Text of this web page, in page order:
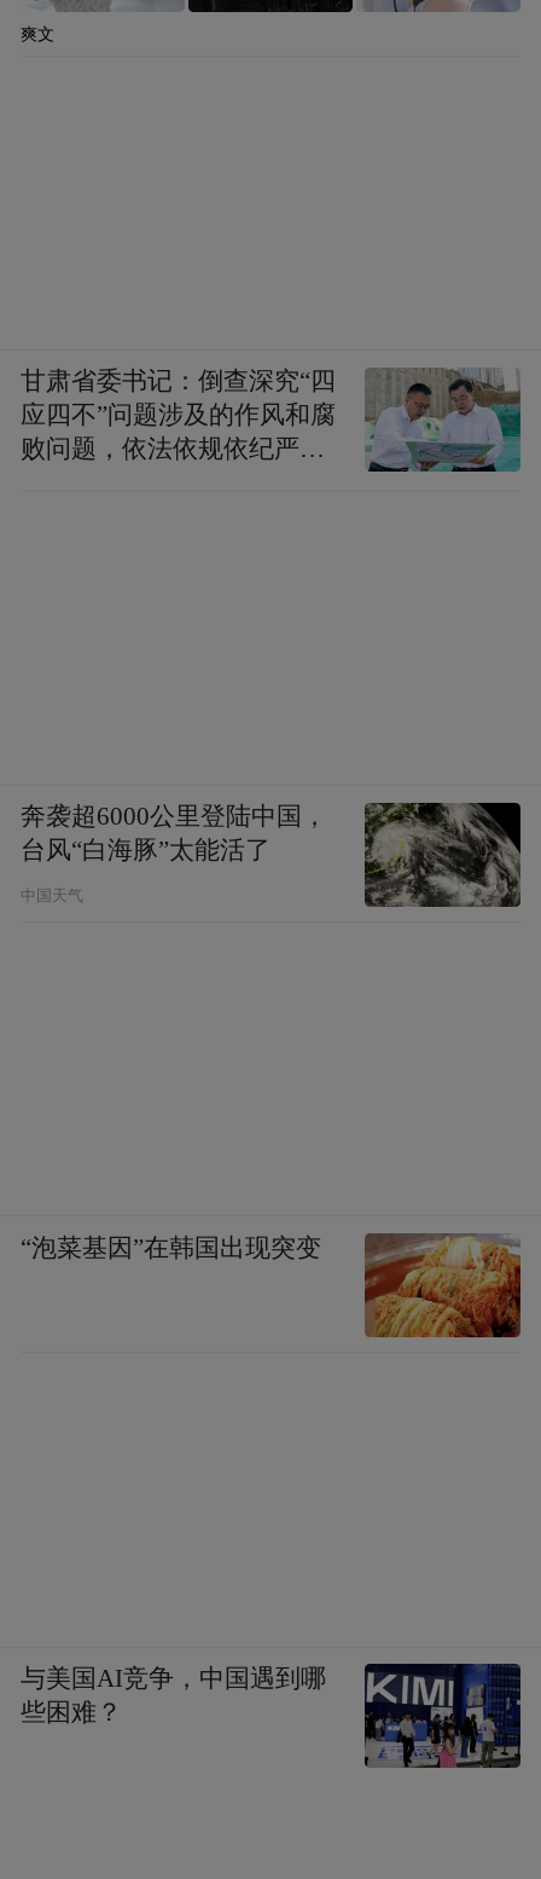
爽文
甘肃省委书记：倒查深究“四
应四不”问题涉及的作风和腐
败问题，依法依规依纪严肃
奔袭超6000公里登陆中国，
台风“白海豚”太能活了
中国天气
“泡菜基因”在韩国出现突变
与美国AI竞争，中国遇到哪
些困难？